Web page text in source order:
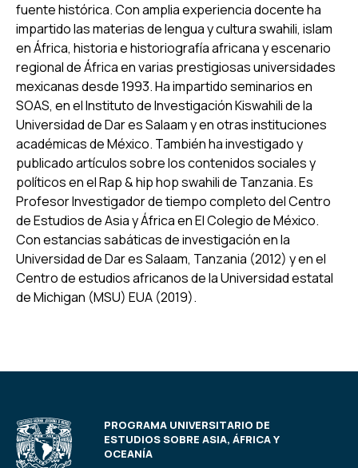
fuente histórica. Con amplia experiencia docente ha
impartido las materias de lengua y cultura swahili, islam
en África, historia e historiografía africana y escenario
regional de África en varias prestigiosas universidades
mexicanas desde 1993. Ha impartido seminarios en
SOAS, en el Instituto de Investigación Kiswahili de la
Universidad de Dar es Salaam y en otras instituciones
académicas de México. También ha investigado y
publicado artículos sobre los contenidos sociales y
políticos en el Rap & hip hop swahili de Tanzania. Es
Profesor Investigador de tiempo completo del Centro
de Estudios de Asia y África en El Colegio de México.
Con estancias sabáticas de investigación en la
Universidad de Dar es Salaam, Tanzania (2012) y en el
Centro de estudios africanos de la Universidad estatal
de Michigan (MSU) EUA (2019).
PROGRAMA UNIVERSITARIO DE
ESTUDIOS SOBRE ASIA, ÁFRICA Y
OCEANÍA